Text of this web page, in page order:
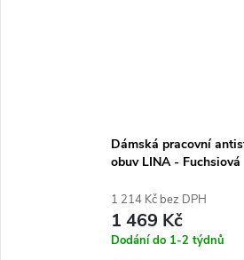
Dámská pracovní
obuv LINA - Fuchsiová
1 214 Kč bez DPH
1 469 Kč
Dodání do 1-2 týdnů